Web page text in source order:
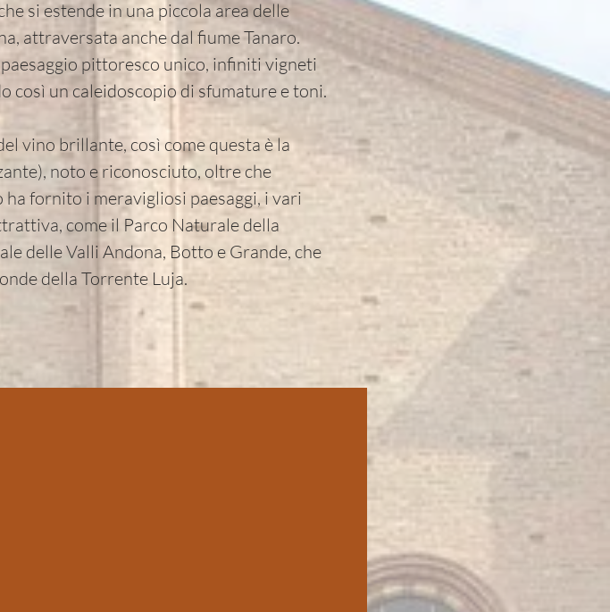
si estende in una piccola area delle
attraversata anche dal fiume Tanaro.
pittoresco unico, infiniti vigneti
così un caleidoscopio di sfumature e toni.
vino brillante, così come questa è la
noto e riconosciuto, oltre che
fornito i meravigliosi paesaggi, i vari
come il Parco Naturale della
delle Valli Andona, Botto e Grande, che
della Torrente Luja.